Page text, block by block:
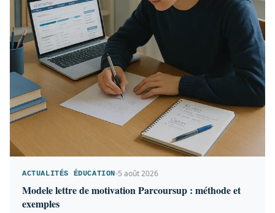
ACTUALITÉS ÉDUCATION 5 août 2026
Modele lettre de motivation Parcoursup : méthode et
exemples